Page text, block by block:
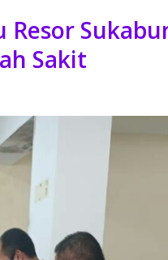
Sakit